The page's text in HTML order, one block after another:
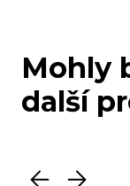
Mohly
další